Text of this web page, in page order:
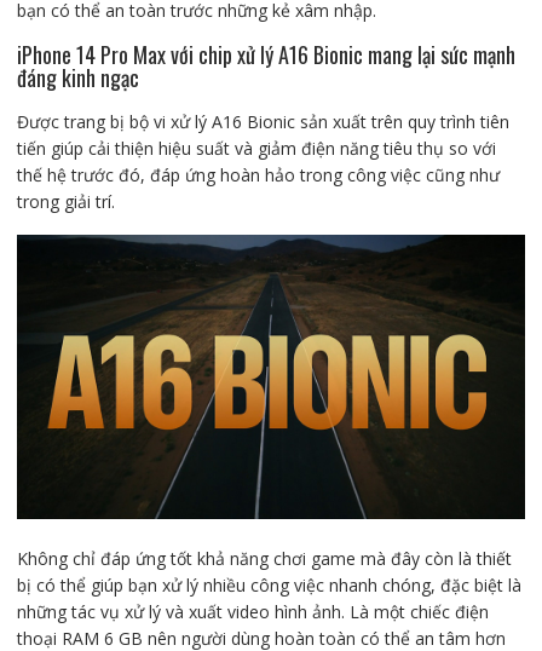
bạn có thể an toàn trước những kẻ xâm nhập.
iPhone 14 Pro Max với chip xử lý A16 Bionic mang lại sức mạnh
đáng kinh ngạc
Được trang bị bộ vi xử lý A16 Bionic sản xuất trên quy trình tiên
tiến giúp cải thiện hiệu suất và giảm điện năng tiêu thụ so với
thế hệ trước đó, đáp ứng hoàn hảo trong công việc cũng như
trong giải trí.
Không chỉ đáp ứng tốt khả năng chơi game mà đây còn là thiết
bị có thể giúp bạn xử lý nhiều công việc nhanh chóng, đặc biệt là
những tác vụ xử lý và xuất video hình ảnh. Là một chiếc điện
thoại RAM 6 GB nên người dùng hoàn toàn có thể an tâm hơn